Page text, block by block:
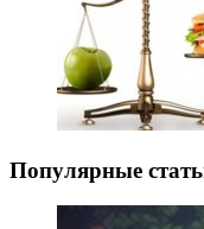
Популярные